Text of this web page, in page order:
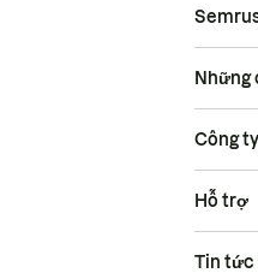
Những
Công ty
Hỗ trợ
Tin tức